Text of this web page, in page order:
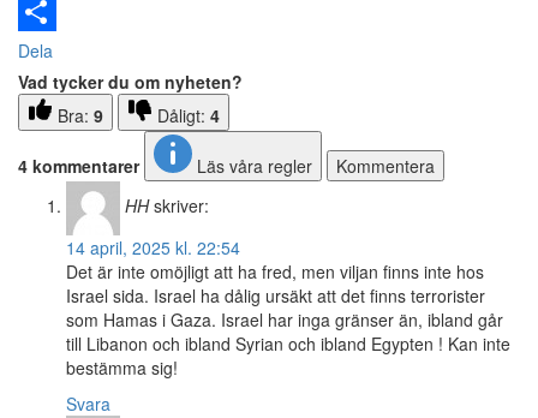
Email
Dela
Vad tycker du om nyheten?
Bra: 9 Dåligt: 4
4 kommentarer Läs våra regler
Kommentera
HH skriver:
14 april, 2025 kl. 22:54
Det är inte omöjligt att ha fred, men viljan finns inte hos
Israel sida. Israel ha dålig ursäkt att det finns terrorister
som Hamas i Gaza. Israel har inga gränser än, ibland går
till Libanon och ibland Syrian och ibland Egypten ! Kan inte
bestämma sig!
Svara